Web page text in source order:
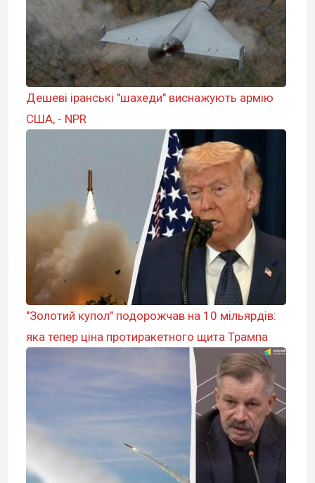
Дешеві іранські "шахеди" виснажують армію
США, - NPR
"Золотий купол" подорожчав на 10 мільярдів:
яка тепер ціна протиракетного щита Трампа